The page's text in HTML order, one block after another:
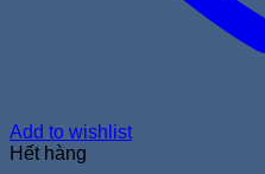
Add to wishlist
Hết hàng